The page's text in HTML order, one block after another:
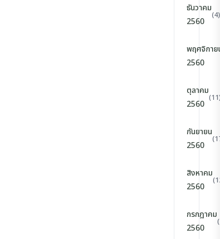
ธันวาคม
2560
(4)
พฤศจิกาย
2560
ตุลาคม
2560
กันยายน
2560
สิงหาคม
2560
กรกฎาคม
2560